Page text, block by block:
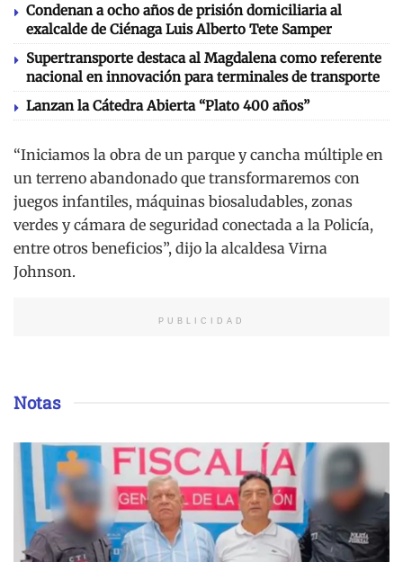
Condenan a ocho años de prisión domiciliaria al
exalcalde de Ciénaga Luis Alberto Tete Samper
Supertransporte destaca al Magdalena como referente
nacional en innovación para terminales de transporte
Lanzan la Cátedra Abierta “Plato 400 años”
“Iniciamos la obra de un parque y cancha múltiple en
un terreno abandonado que transformaremos con
juegos infantiles, máquinas biosaludables, zonas
verdes y cámara de seguridad conectada a la Policía,
entre otros beneficios”, dijo la alcaldesa Virna
Johnson.
PUBLICIDAD
Notas